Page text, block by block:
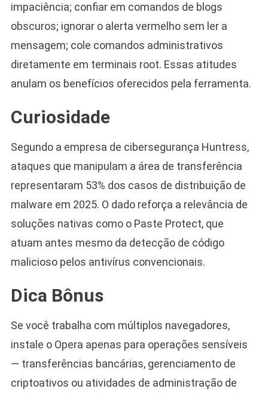
impaciência; confiar em comandos de blogs
obscuros; ignorar o alerta vermelho sem ler a
mensagem; cole comandos administrativos
diretamente em terminais root. Essas atitudes
anulam os benefícios oferecidos pela ferramenta.
Curiosidade
Segundo a empresa de cibersegurança Huntress,
ataques que manipulam a área de transferência
representaram 53% dos casos de distribuição de
malware em 2025. O dado reforça a relevância de
soluções nativas como o Paste Protect, que
atuam antes mesmo da detecção de código
malicioso pelos antivírus convencionais.
Dica Bônus
Se você trabalha com múltiplos navegadores,
instale o Opera apenas para operações sensíveis
— transferências bancárias, gerenciamento de
criptoativos ou atividades de administração de